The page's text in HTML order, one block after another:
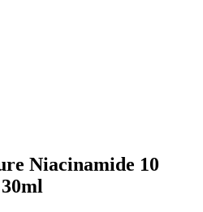
Niacinamide 10